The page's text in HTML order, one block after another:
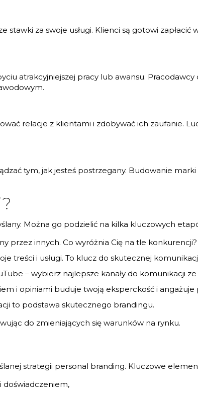
za swoje usługi. Klienci są gotowi zapłacić
atrakcyjniejszej pracy lub awansu. Pracodawcy
relacje z klientami i zdobywać ich zaufanie.
tym, jak jesteś postrzegany. Budowanie marki
Można go podzielić na kilka kluczowych
przez innych. Co wyróżnia Cię na tle
treści i usługi. To klucz do skutecznej
– wybierz najlepsze kanały do komunikacji
i opiniami buduje twoją eksperckość i
to podstawa skutecznego brandingu.
do zmieniających się warunków na rynku.
strategii personal branding. Kluczowe
doświadczeniem,